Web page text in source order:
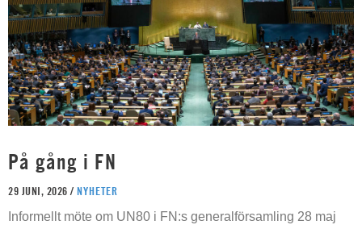
På gång i FN
29 JUNI, 2026 / NYHETER
Informellt möte om UN80 i FN:s generalförsamling 28 maj